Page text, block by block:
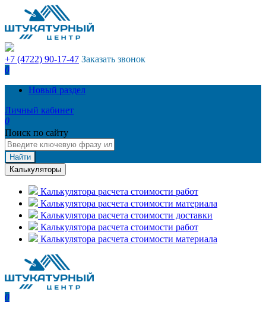
+7 (4722) 90-17-47 Заказать звонок
0
Новый раздел
Личный кабинет
0
Поиск по сайту
Найти
Калькуляторы
Калькулятора расчета стоимости работ
Калькулятора расчета стоимости материала
Калькулятора расчета стоимости доставки
Калькулятора расчета стоимости работ
Калькулятора расчета стоимости материала
0